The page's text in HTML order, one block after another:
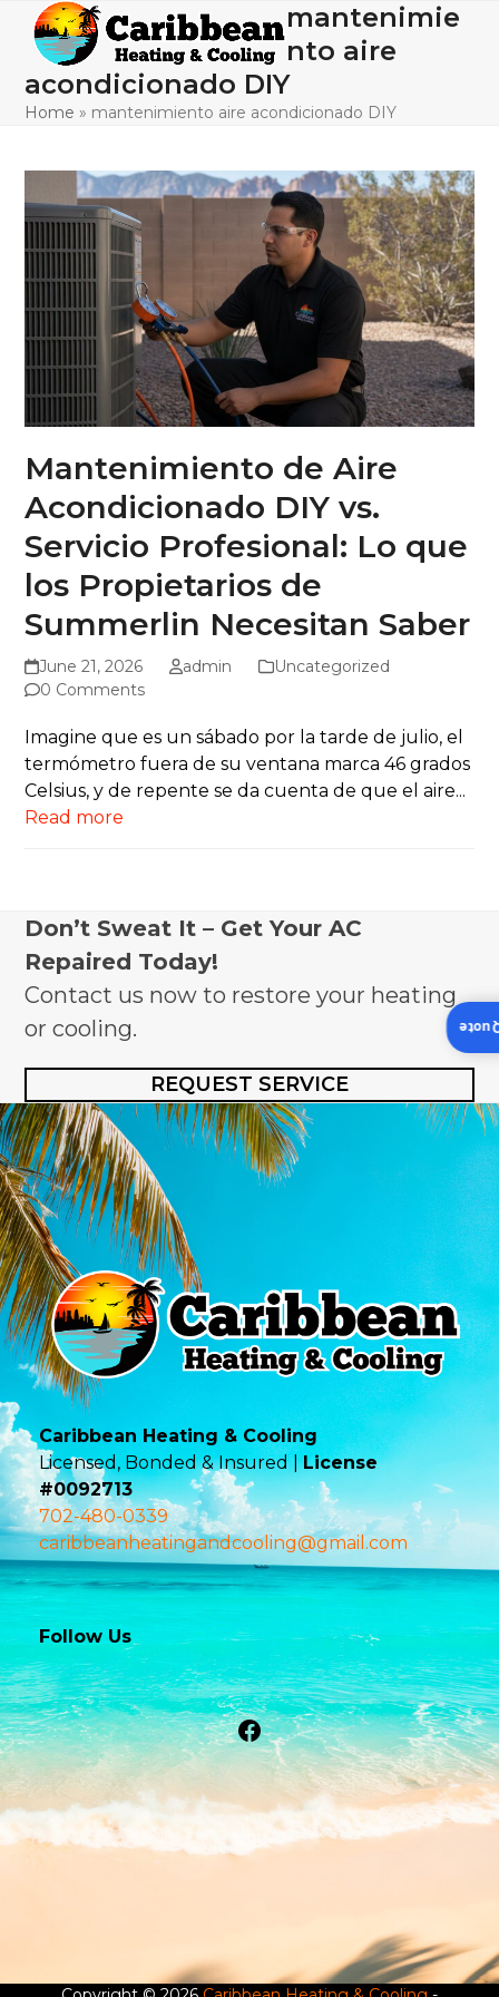
content
Open
mobile
menu
Close
mobile
menu
mantenimie
nto aire
acondicionado DIY
Home » mantenimiento aire acondicionado DIY
Mantenimiento de Aire
Acondicionado DIY vs.
Servicio Profesional: Lo que
los Propietarios de
Summerlin Necesitan Saber
June 21, 2026 admin
Uncategorized
0 Comments
Imagine que es un sábado por la tarde de julio, el
termómetro fuera de su ventana marca 46 grados
Celsius, y de repente se da cuenta de que el aire...
Read more
Don’t Sweat It – Get Your AC
Repaired Today!
Contact us now to restore your heating
or cooling.
REQUEST SERVICE
Caribbean Heating & Cooling
Licensed, Bonded & Insured |License
#0092713
702-480-0339
caribbeanheatingandcooling@gmail.com
Follow Us
Facebook